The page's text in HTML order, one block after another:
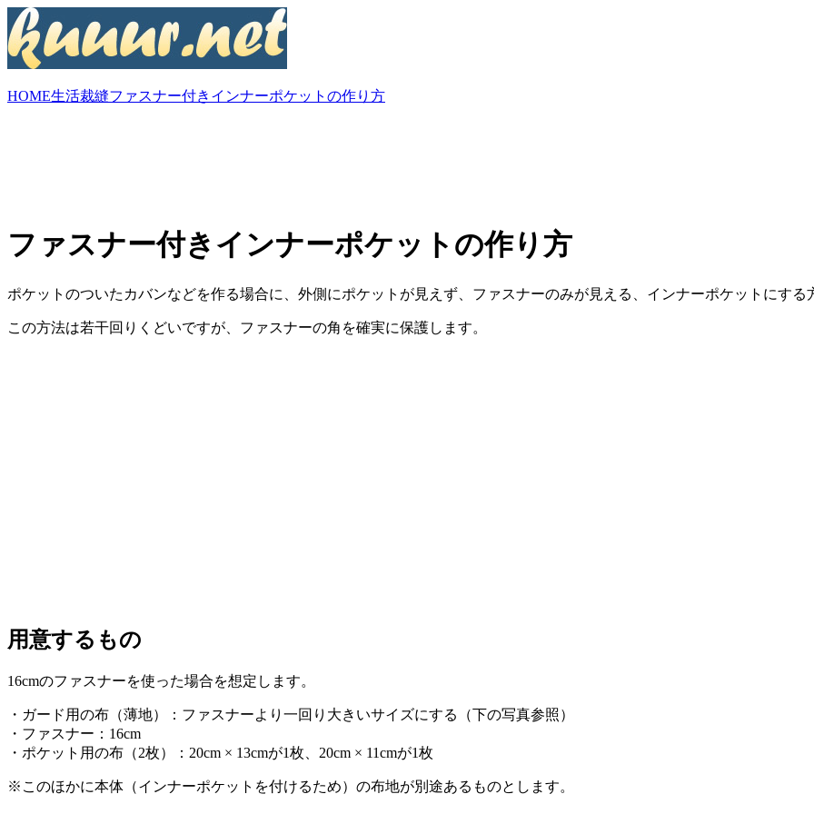
HOME生活裁縫ファスナー付きインナーポケットの作り方
ファスナー付きインナーポケットの作り方
ポケットのついたカバンなどを作る場合に、外側にポケットが見えず、ファスナーのみが見える、インナーポケットにする
この方法は若干回りくどいですが、ファスナーの角を確実に保護します。
用意するもの
16cmのファスナーを使った場合を想定します。
・ガード用の布（薄地）：ファスナーより一回り大きいサイズにする（下の写真参照）
・ファスナー：16cm
・ポケット用の布（2枚）：20cm × 13cmが1枚、20cm × 11cmが1枚
※このほかに本体（インナーポケットを付けるため）の布地が別途あるものとします。